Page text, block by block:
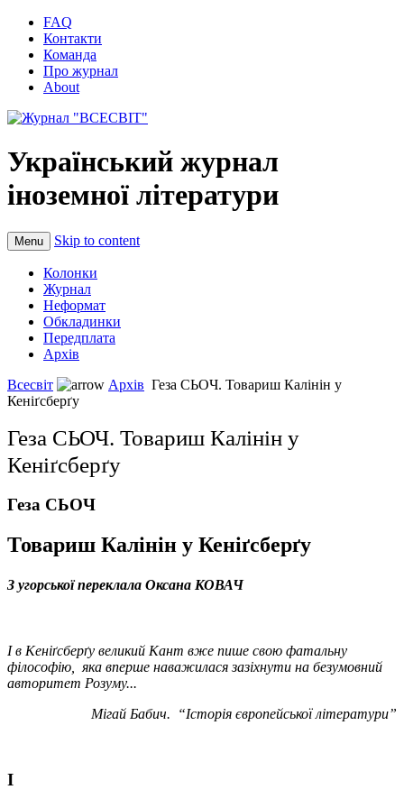
FAQ
Контакти
Команда
Про журнал
About
Український журнал
іноземної літератури
Menu Skip to content
Колонки
Журнал
Неформат
Обкладинки
Передплата
Архів
Всесвіт
Архів Геза СЬОЧ. Товариш Калінін у
Кеніґсберґу
Геза СЬОЧ. Товариш Калінін у
Кеніґсберґу
Геза СЬОЧ
Товариш Калінін у Кеніґсберґу
З угорської переклала Оксана КОВАЧ
І в Кеніґсберґу великий Кант вже пише свою фатальну
філософію,
яка вперше наважилася зазіхнути на безумовний
авторитет Розуму...
Мігай Бабич.
“Історія європейської літератури”
І